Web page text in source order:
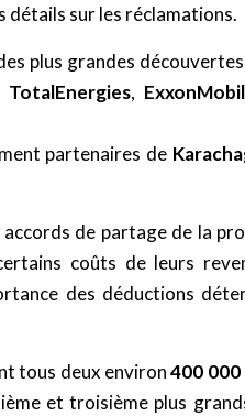
détails sur les réclamations.
plus grandes
TotalEnergies,
partenaires de
de partage de la
coûts de leurs
des déductions
tous deux environ400
et troisième plus